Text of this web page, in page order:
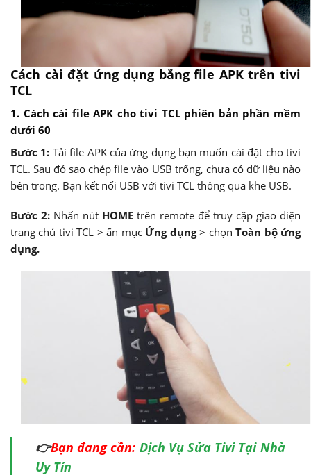
Cách cài đặt ứng dụng bằng file APK trên tivi
TCL
1. Cách cài file APK cho tivi TCL phiên bản phần mềm
dưới 60
Bước 1: Tải file APK của ứng dụng bạn muốn cài đặt cho tivi
TCL. Sau đó sao chép file vào USB trống, chưa có dữ liệu nào
bên trong. Bạn kết nối USB với tivi TCL thông qua khe USB.
Bước 2: Nhấn nút HOME trên remote để truy cập giao diện
trang chủ tivi TCL > ấn mụcỨng dụng> chọnToàn bộ ứng
dụng.
👉Bạn đang cần: Dịch Vụ Sửa Tivi Tại Nhà
Uy Tín